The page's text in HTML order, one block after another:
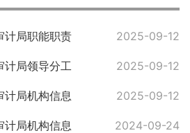
计局职能职责 2025-09-12
计局领导分工 2025-09-12
局机构信息 2025-09-12
局机构信息 2024-09-24